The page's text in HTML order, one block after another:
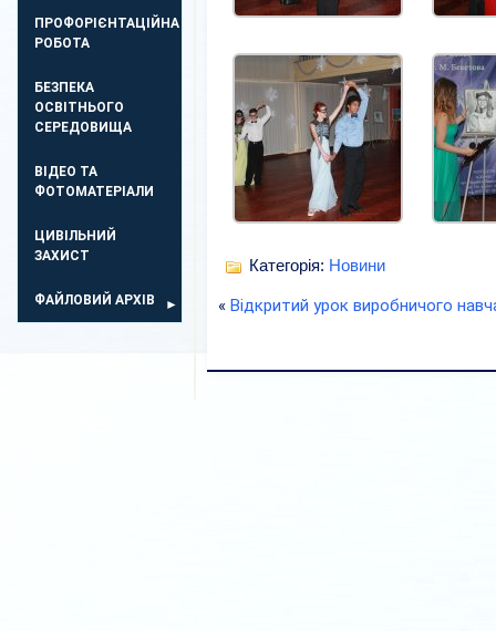
ПРОФОРІЄНТАЦІЙНА
РОБОТА
БЕЗПЕКА
ОСВIТНЬОГО
СЕРЕДОВИЩА
ВІДЕО ТА
ФОТОМАТЕРІАЛИ
ЦИВІЛЬНИЙ
ЗАХИСТ
ФАЙЛОВИЙ АРХІВ
Категорія: Новини
« Відкритий урок виробничого